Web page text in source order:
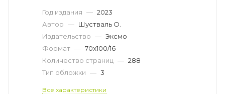
Год издания — 2023
Автор — Шустваль О.
Издательство — Эксмо
Формат — 70x100/16
Количество страниц — 288
Тип обложки — 3
Все характеристики